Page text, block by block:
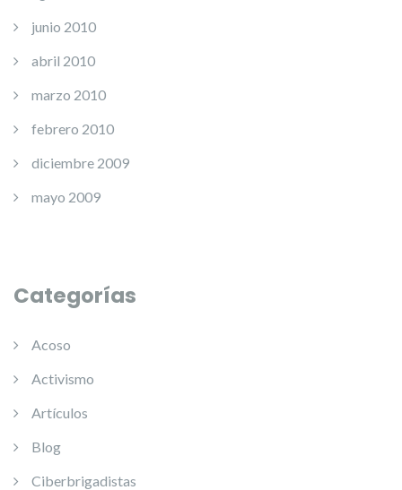
junio 2010
abril 2010
marzo 2010
febrero 2010
diciembre 2009
mayo 2009
Categorías
Acoso
Activismo
Artículos
Blog
Ciberbrigadistas